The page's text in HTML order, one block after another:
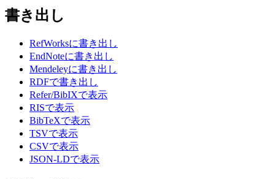
書き出し
RefWorksに書き出し
EndNoteに書き出し
Mendeleyに書き出し
RDFで書き出し
Refer/BibIXで表示
RISで表示
BibTeXで表示
TSVで表示
CSVで表示
JSON-LDで表示